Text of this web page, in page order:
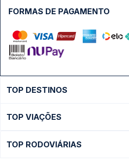
FORMAS DE PAGAMENTO
TOP DESTINOS
Ônibus São Paulo
TOP VIAÇÕES
TOP RODOVIÁRIAS